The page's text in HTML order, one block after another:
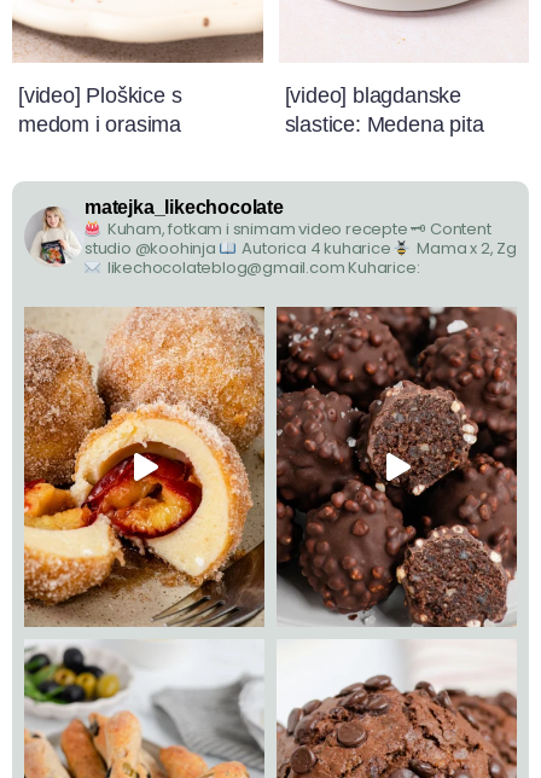
[video] Ploškice s
medom i orasima
[video] blagdanske
slastice: Medena pita
matejka_likechocolate
Kuham, fotkam i snimam video recepte🗝 Content
studio @koohinja
Autorica 4 kuharice
Mama x 2, Zg
likechocolateblog@gmail.com Kuharice: